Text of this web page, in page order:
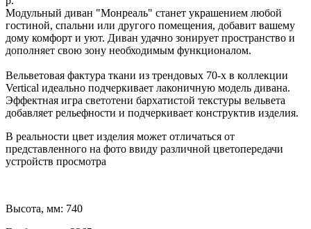
Модульный диван "Монреаль" станет украшением любой
гостиной, спальни или другого помещения, добавит вашему
дому комфорт и уют. Диван удачно зонирует пространство и
дополняет свою зону необходимым функционалом.
Вельветовая фактура ткани из трендовых 70-х в коллекции
Vertical идеально подчеркивает лаконичную модель дивана.
Эффектная игра светотени бархатистой текстуры вельвета
добавляет рельефности и подчеркивает конструктив изделия.
В реальности цвет изделия может отличаться от
представленного на фото ввиду различной цветопередачи
устройств просмотра
Высота, мм: 740